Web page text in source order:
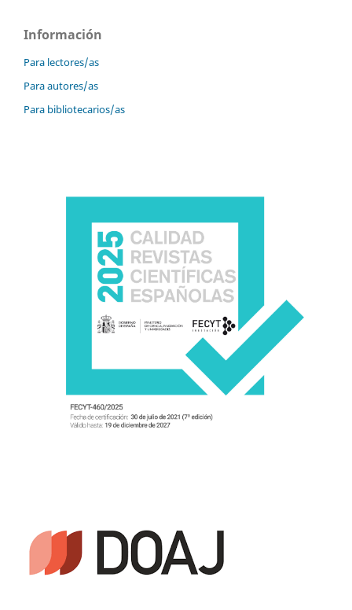
Información
Para lectores/as
Para autores/as
Para bibliotecarios/as